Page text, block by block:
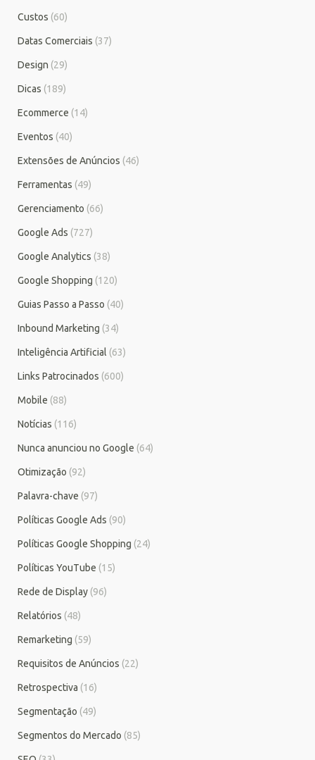
Custos (60)
Datas Comerciais (37)
Design (29)
Dicas (189)
Ecommerce (14)
Eventos (40)
Extensões de Anúncios (46)
Ferramentas (49)
Gerenciamento (66)
Google Ads (727)
Google Analytics (38)
Google Shopping (120)
Guias Passo a Passo (40)
Inbound Marketing (34)
Inteligência Artificial (63)
Links Patrocinados (600)
Mobile (88)
Notícias (116)
Nunca anunciou no Google (64)
Otimização (92)
Palavra-chave (97)
Políticas Google Ads (90)
Políticas Google Shopping (24)
Políticas YouTube (15)
Rede de Display (96)
Relatórios (48)
Remarketing (59)
Requisitos de Anúncios (22)
Retrospectiva (16)
Segmentação (49)
Segmentos do Mercado (85)